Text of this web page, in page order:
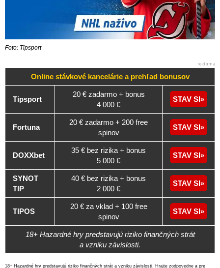
Foto: Tipsport
Online stávkové kancelárie a prehľad bonusov
Tipsport
20 € zadarmo + bonus
4 000 €
STAV SI
Fortuna
20 € zadarmo + 200 free
spinov
STAV SI
DOXXbet
35 € bez rizika + bonus
5 000 €
STAV SI
SYNOT
TIP
40 € bez rizika + bonus
2 000 €
STAV SI
TIPOS
20 € za vklad + 100 free
spinov
STAV SI
18+ Hazardné hry predstavujú riziko finančných strát
a vzniku závislosti.
18+ Hazardné hry predstavujú riziko finančných strát a vzniku závislosti. Hrajte zodpovedne a pre